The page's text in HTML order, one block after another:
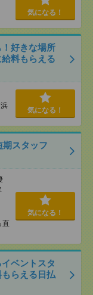
気になる！
好きな場所
料もらえる
気になる！
期スタッフ
直
気になる！
ベントスタ
らえる日払